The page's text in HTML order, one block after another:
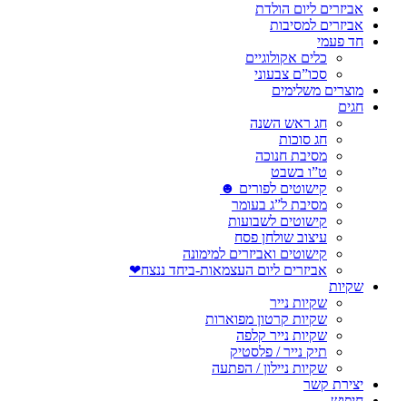
אביזרים ליום הולדת
אביזרים למסיבות
חד פעמי
כלים אקולוגיים
סכו”ם צבעוני
מוצרים משלימים
חגים
חג ראש השנה
חג סוכות
מסיבת חנוכה
ט”ו בשבט
קישוטים לפורים ☻
מסיבת ל”ג בעומר
קישוטים לשבועות
עיצוב שולחן פסח
קישוטים ואביזרים למימונה
אביזרים ליום העצמאות-ביחד ננצח❤
שקיות
שקיות נייר
שקיות קרטון מפוארות
שקיות נייר קלפה
תיק נייר / פלסטיק
שקיות ניילון / הפתעה
יצירת קשר